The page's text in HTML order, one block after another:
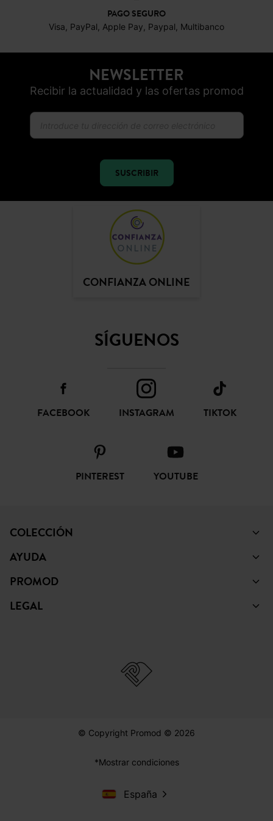
PAGO SEGURO
Visa, PayPal, Apple Pay, Paypal, Multibanco
NEWSLETTER
Recibir la actualidad y las ofertas promod
SUSCRIBIR
CONFIANZA ONLINE
SÍGUENOS
FACEBOOK INSTAGRAM TIKTOK
PINTEREST YOUTUBE
COLECCIÓN
AYUDA
PROMOD
LEGAL
© Copyright Promod © 2026
*Mostrar condiciones
España